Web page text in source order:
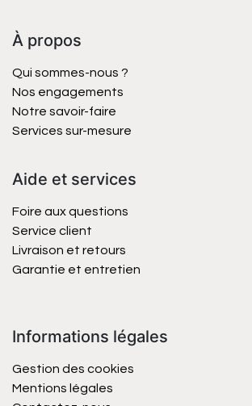
À propos
Qui sommes-nous ?
Nos engagements
Notre savoir-faire
Services sur-mesure
Aide et services
Foire aux questions
Service client
Livraison et retours
Garantie et entretien
Informations légales
Gestion des cookies
Mentions légales